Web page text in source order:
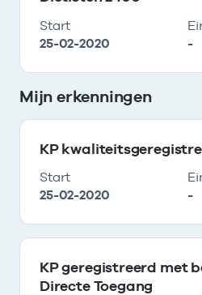
Start
25-02-2020
-
Mijn erkenningen
KP
Start
25-02-2020
-
KP geregistreerd met
Directe Toegang